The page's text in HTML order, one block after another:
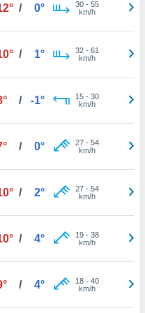
/ 0° 30- 55
km/h
/ 1° 32- 61
km/h
/ -1° 15- 30
km/h
/ 0° 27- 54
km/h
/ 2° 27- 54
km/h
/ 4° 19- 38
km/h
/ 4° 18- 40
km/h